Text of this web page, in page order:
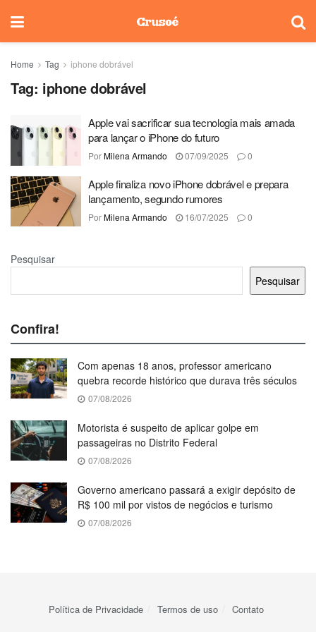
Home Tag iphone dobrável
Tag: iphone dobrável
Apple vai sacrificar sua tecnologia mais amada
para lançar o iPhone do futuro
PorMilena Armando 07/09/2025 0
Apple finaliza novo iPhone dobrável e prepara
lançamento, segundo rumores
PorMilena Armando 16/07/2025 0
Pesquisar
Pesquisar
Confira!
Com apenas 18 anos, professor americano
quebra recorde histórico que durava três séculos
07/08/2026
Motorista é suspeito de aplicar golpe em
passageiras no Distrito Federal
07/08/2026
Governo americano passará a exigir depósito de
R$ 100 mil por vistos de negócios e turismo
07/08/2026
Política de Privacidade Termos de uso Contato